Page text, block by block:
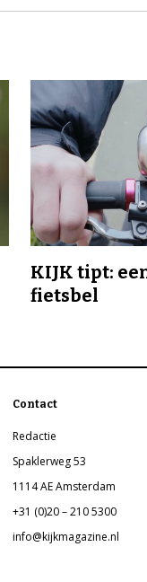
KIJK tipt:
fietsbel
Contact
Redactie
Spaklerweg 53
1114 AE Amsterdam
+31 (0)20 – 210 5300
info@kijkmagazine.nl